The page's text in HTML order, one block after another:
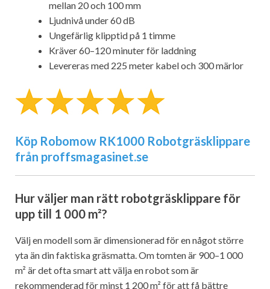
mellan 20 och 100 mm
Ljudnivå under 60 dB
Ungefärlig klipptid på 1 timme
Kräver 60–120 minuter för laddning
Levereras med 225 meter kabel och 300 märlor
Köp Robomow RK1000 Robotgräsklippare
från proffsmagasinet.se
Hur väljer man rätt robotgräsklippare för
upp till 1 000 m²?
Välj en modell som är dimensionerad för en något större
yta än din faktiska gräsmatta. Om tomten är 900–1 000
m² är det ofta smart att välja en robot som är
rekommenderad för minst 1 200 m² för att få bättre